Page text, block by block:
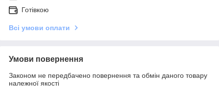
Готівкою
Всі умови оплати
Умови повернення
Законом не передбачено повернення та обмін даного товару
належної якості